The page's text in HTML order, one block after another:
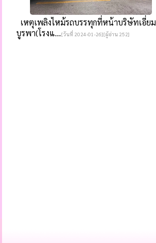
เหตุเพลิงไหม้รถบรรทุกที่หน้าบริษัทเอี่ยม
บูรพา(โรงแ...[วันที่ 2024-01-26][ผู้อ่าน 252]